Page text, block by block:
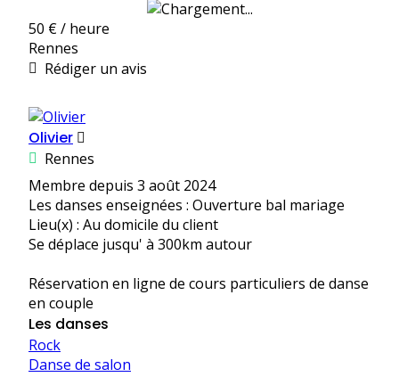
50 € / heure
Rennes
Rédiger un avis
Olivier
Rennes
Membre depuis 3 août 2024
Les danses enseignées : Ouverture bal mariage
Lieu(x) : Au domicile du client
Se déplace jusqu' à 300km autour
Réservation en ligne de cours particuliers de danse
en couple
Les danses
Rock
Danse de salon